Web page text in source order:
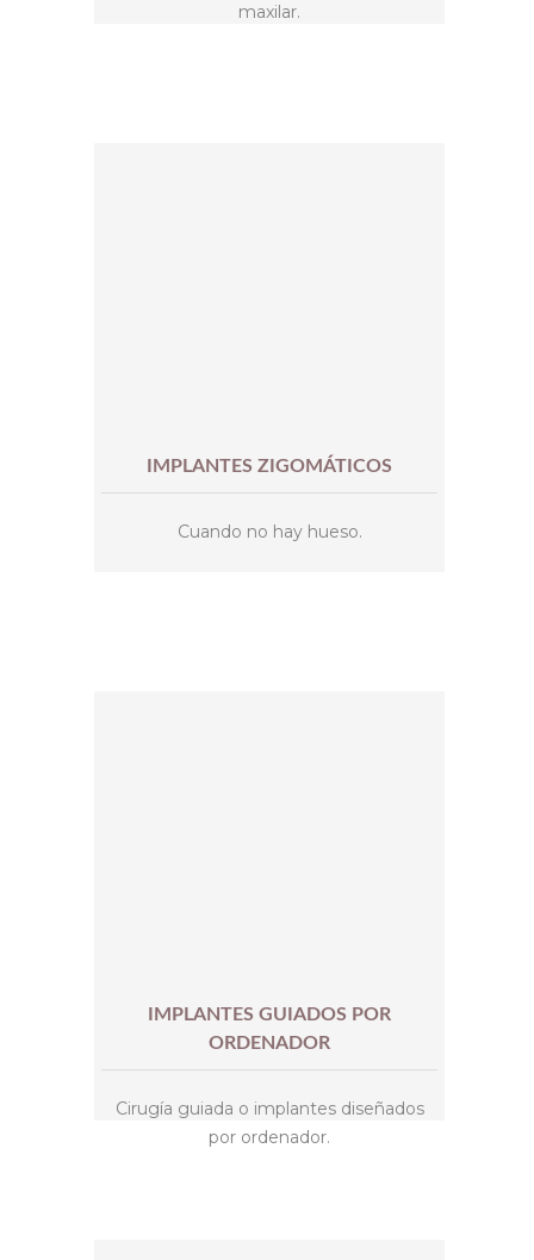
maxilar.
IMPLANTES ZIGOMÁTICOS
Cuando no hay hueso.
IMPLANTES GUIADOS POR
ORDENADOR
Cirugía guiada o implantes diseñados
por ordenador.